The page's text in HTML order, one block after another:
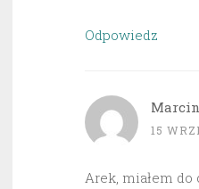
Odpowiedz
Marcin
15
Arek, miałem